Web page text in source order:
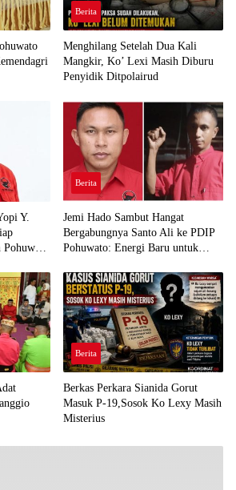
Berita
Menghilang Setelah Dua Kali
Mangkir, Ko’ Lexi Masih Diburu
Penyidik Ditpolairud
Y.
Berita
Jemi Hado Sambut Hangat
Bergabungnya Santo Ali ke PDIP
Pohuwato: Energi Baru untuk
Berita
Berkas Perkara Sianida Gorut
Masuk P-19,Sosok Ko Lexy Masih
Misterius